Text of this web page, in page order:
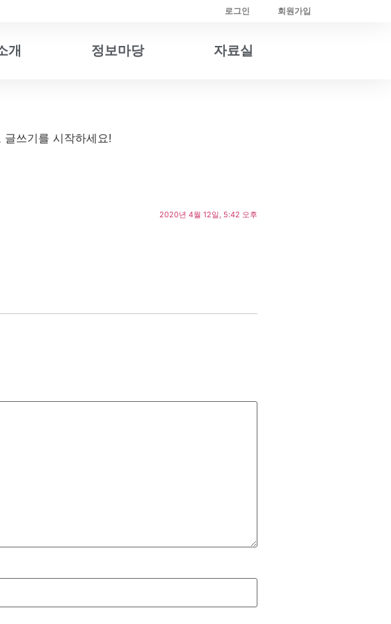
로그인 회원가입
개 정보마당 자료실
쓰기를 시작하세요!
2020년 4월 12일, 5:42 오후